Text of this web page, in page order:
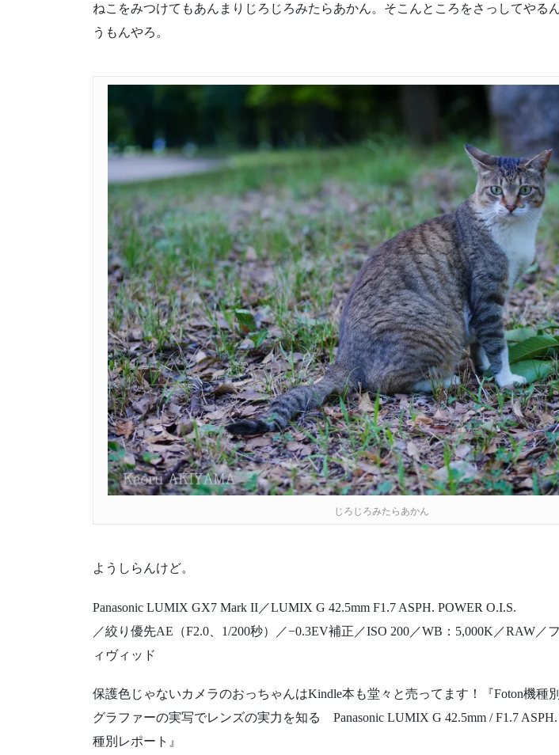
ねこをみつけてもあんまりじろじろみたらあかん。そこんところをさっしてやる
うもんやろ。
じろじろみたらあかん
ようしらんけど。
Panasonic LUMIX GX7 Mark II／LUMIX G 42.5mm F1.7 ASPH. POWER O.I.S.
／絞り優先AE（F2.0、1/200秒）／−0.3EV補正／ISO 200／WB：5,000K／RAW／
ィヴィッド
保護色じゃないカメラのおっちゃんはKindle本も堂々と売ってます！『Foton機種
グラファーの実写でレンズの実力を知る Panasonic LUMIX G 42.5mm / F1.7 ASPH.
種別レポート』